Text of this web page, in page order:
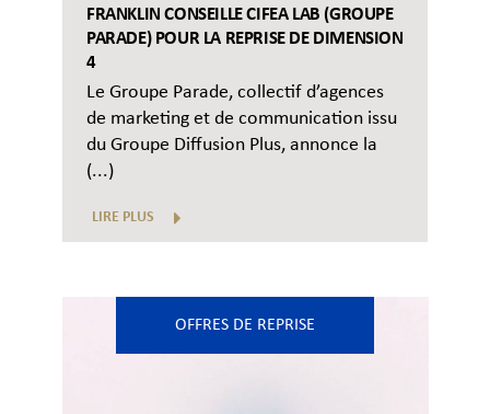
FRANKLIN CONSEILLE CIFEA LAB (GROUPE
PARADE) POUR LA REPRISE DE DIMENSION
4
Le Groupe Parade, collectif d’agences
de marketing et de communication issu
du Groupe Diffusion Plus, annonce la
(...)
LIRE PLUS
OFFRES DE REPRISE